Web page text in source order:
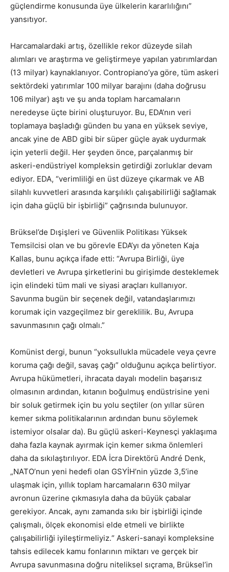
güçlendirme konusunda üye ülkelerin kararlılığını”
yansıtıyor.
Harcamalardaki artış, özellikle rekor düzeyde silah
alımları ve araştırma ve geliştirmeye yapılan yatırımlardan
(13 milyar) kaynaklanıyor. Contropiano’ya göre, tüm askeri
sektördeki yatırımlar 100 milyar barajını (daha doğrusu
106 milyar) aştı ve şu anda toplam harcamaların
neredeyse üçte birini oluşturuyor. Bu, EDA’nın veri
toplamaya başladığı günden bu yana en yüksek seviye,
ancak yine de ABD gibi bir süper güçle ayak uydurmak
için yeterli değil. Her şeyden önce, parçalanmış bir
askeri-endüstriyel kompleksin getirdiği zorluklar devam
ediyor. EDA, “verimliliği en üst düzeye çıkarmak ve AB
silahlı kuvvetleri arasında karşılıklı çalışabilirliği sağlamak
için daha güçlü bir işbirliği” çağrısında bulunuyor.
Brüksel’de Dışişleri ve Güvenlik Politikası Yüksek
Temsilcisi olan ve bu görevle EDA’yı da yöneten Kaja
Kallas, bunu açıkça ifade etti: “Avrupa Birliği, üye
devletleri ve Avrupa şirketlerini bu girişimde desteklemek
için elindeki tüm mali ve siyasi araçları kullanıyor.
Savunma bugün bir seçenek değil, vatandaşlarımızı
korumak için vazgeçilmez bir gereklilik. Bu, Avrupa
savunmasının çağı olmalı.”
Komünist dergi, bunun “yoksullukla mücadele veya çevre
koruma çağı değil, savaş çağı” olduğunu açıkça belirtiyor.
Avrupa hükümetleri, ihracata dayalı modelin başarısız
olmasının ardından, kıtanın boğulmuş endüstrisine yeni
bir soluk getirmek için bu yolu seçtiler (on yıllar süren
kemer sıkma politikalarının ardından bunu söylemek
istemiyor olsalar da). Bu güçlü askeri-Keynesçi yaklaşıma
daha fazla kaynak ayırmak için kemer sıkma önlemleri
daha da sıkılaştırılıyor. EDA İcra Direktörü André Denk,
„NATO’nun yeni hedefi olan GSYİH’nin yüzde 3,5’ine
ulaşmak için, yıllık toplam harcamaların 630 milyar
avronun üzerine çıkmasıyla daha da büyük çabalar
gerekiyor. Ancak, aynı zamanda sıkı bir işbirliği içinde
çalışmalı, ölçek ekonomisi elde etmeli ve birlikte
çalışabilirliği iyileştirmeliyiz.“ Askeri-sanayi kompleksine
tahsis edilecek kamu fonlarının miktarı ve gerçek bir
Avrupa savunmasına doğru niteliksel sıçrama, Brüksel’in